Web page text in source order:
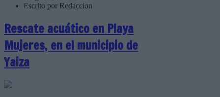
Escrito por Redaccion
Rescate acuático en Playa
Mujeres, en el municipio de
Yaiza